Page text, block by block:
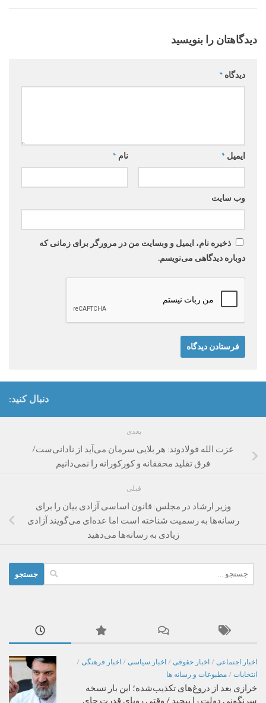
دیدگاهتان را بنویسید
دیدگاه *
نام * ایمیل *
وب‌ سایت
ذخیره نام، ایمیل و وبسایت من در مرورگر برای زمانی که
دوباره دیدگاهی می‌نویسم.
دنبال کنید:
بعدی
عزت الله فولادوند: هر بلایی سرمان می‌آید از نادانی‌ست/
فرق تقلید محققانه و کورکورانه را نمی‌دانیم
قبلی
وزیر ارشاد در مجلس: قانون اساسی آزادی بیان را برای
رسانه‌ها به رسمیت شناخته است اما عده‌ای می‌گویند آزادی
زیادی به رسانه‌ها می‌دهید
برای:
اخبار اجتماعی / اخبار حقوقی / اخبار سیاسی / اخبار فرهنگی /
انتخابات / مطبوعات و رسانه ها
خرازی بعد از دروغ‌های تکذیب‌شده؛ این بار نسخه
سرنگونی دولت را پیچید / وقتی رویای قدرت جای